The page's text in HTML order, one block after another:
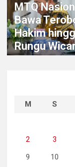
MTQ
Bawa
Hakim
Rungu
M S
2
3
9
10